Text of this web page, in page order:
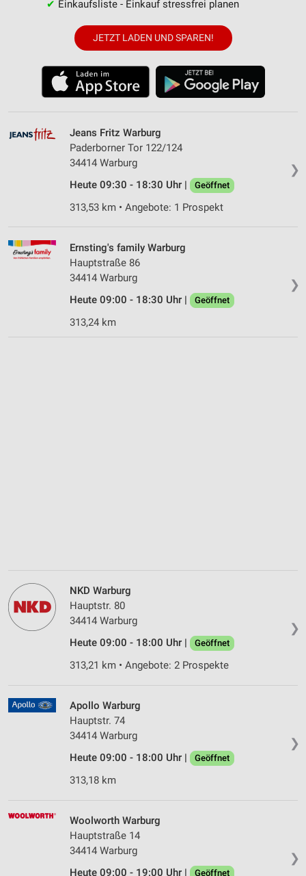
✔ Einkaufsliste - Einkauf stressfrei planen
JETZT LADEN UND SPAREN!
❯
Jeans Fritz Warburg
Paderborner Tor 122/124
34414 Warburg
Heute 09:30 - 18:30 Uhr |
Geöffnet
313,53 km • Angebote: 1 Prospekt
❯
Ernsting's family Warburg
Hauptstraße 86
34414 Warburg
Heute 09:00 - 18:30 Uhr |
Geöffnet
313,24 km
❯
NKD Warburg
Hauptstr. 80
34414 Warburg
Heute 09:00 - 18:00 Uhr |
Geöffnet
313,21 km • Angebote: 2 Prospekte
❯
Apollo Warburg
Hauptstr. 74
34414 Warburg
Heute 09:00 - 18:00 Uhr |
Geöffnet
313,18 km
❯
Woolworth Warburg
Hauptstraße 14
34414 Warburg
Heute 09:00 - 19:00 Uhr |
Geöffnet